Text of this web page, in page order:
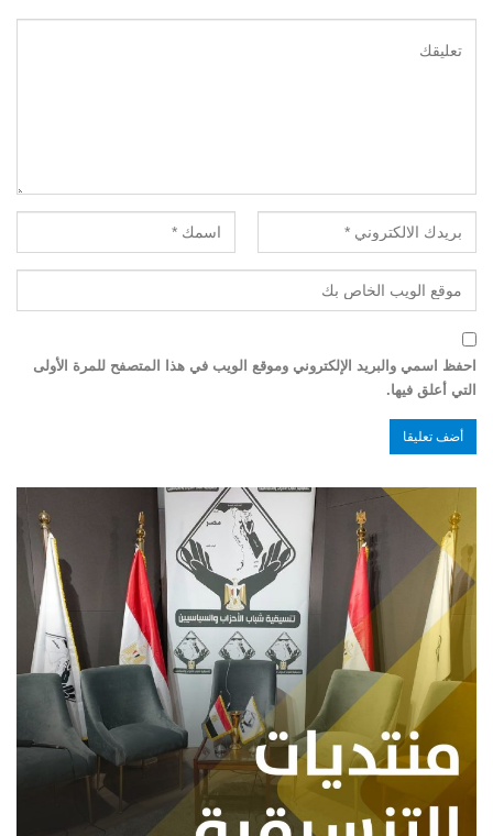
احفظ اسمي والبريد الإلكتروني وموقع الويب في هذا المتصفح للمرة الأولى
التي أعلق فيها.